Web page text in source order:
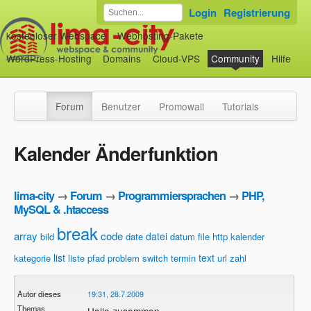
kostenloser Webspace
Webhosting-Pakete
WordPress-Hosting
Domains Cloud-VPS Community Hilfe
Login Registrierung
Forum Benutzer Promowall Tutorials
Kalender Änderfunktion
lima-city→ Forum → Programmiersprachen → PHP,
MySQL & .htaccess
array bild breakcode date datei datum file http kalender
kategorie list liste pfad problem switch termin text url zahl
Autor dieses
Themas
19:31, 28.7.2009